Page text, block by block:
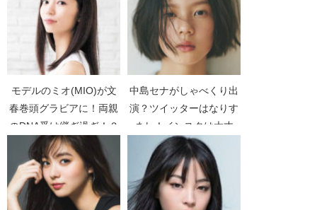
モデルのミオ(MIO)が文
春巻頭グラビアに！両親
のDNA受け継ぎ過ぎ！？
【文春】【仲村トオル】
【鷲尾いさ子】
中島セナがしゃべくり出
演？ツイッターはなりす
まし！インスタは大丈
夫？【しゃべくり007】